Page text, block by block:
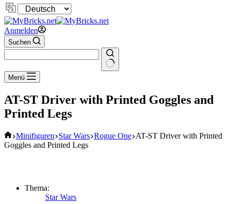
Sprache
ändern
Anmelden
Suchen
Keine
Ergebnisse
Menü
AT-ST Driver with Printed Goggles and
Printed Legs
Start
Minifiguren Star Wars Rogue One AT-ST Driver with Printed
Goggles and Printed Legs
Thema:
Star Wars